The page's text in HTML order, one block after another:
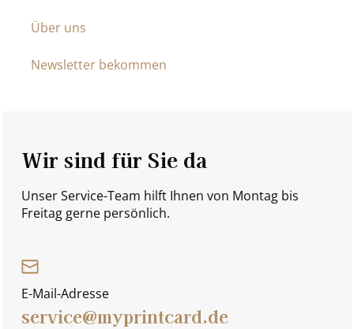
Über uns
Newsletter bekommen
Wir sind für Sie da
Unser Service-Team hilft Ihnen von Montag bis
Freitag gerne persönlich.
E-Mail-Adresse
service@myprintcard.de